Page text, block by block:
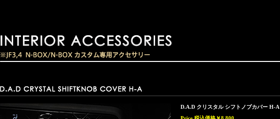
D.A.D クリスタル シフトノブカバー H-A